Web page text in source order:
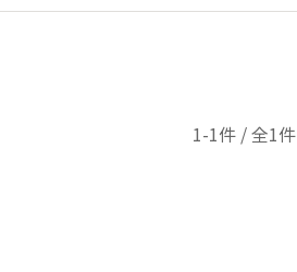
1-1件 / 全1件